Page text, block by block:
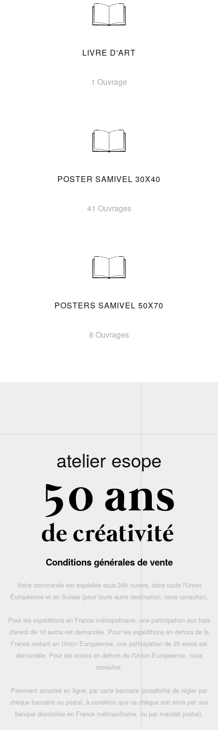
LIVRE D'ART
1 Ouvrage
POSTER SAMIVEL 30X40
41 Ouvrages
POSTERS SAMIVEL 50X70
8 Ouvrages
atelier esope
Conditions générales de vente
Votre commande est expédiée sous 24h ouvrés, dans toute l'Union
Européenne et en Suisse (pour toute autre destination, nous consulter),
Pour les expéditions en France métropolitaine, une participation aux frais
d'envoi de 10 euros est demandée. Pour les expéditions en dehors de la
France restant en Union Européenne, une participation de 20 euros est
demandée. Pour les envois en dehors de l'Union Européenne, nous
consulter.
Paiement sécurisé en ligne, par carte bancaire (possibilité de régler par
chèque bancaire ou postal, à condition que ce chèque soit émis par une
banque domiciliée en France métropolitaine, ou par mandat postal),